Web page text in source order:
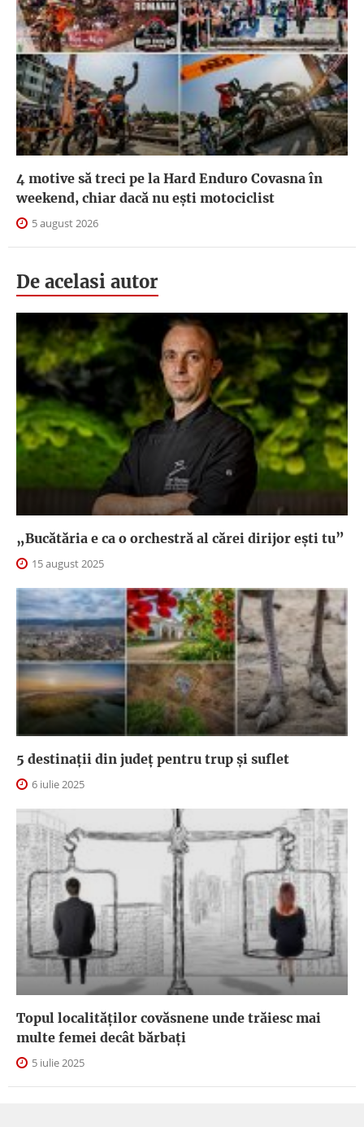
4 motive să treci pe la Hard Enduro Covasna în
weekend, chiar dacă nu ești motociclist
5 august 2026
De acelasi autor
„Bucătăria e ca o orchestră al cărei dirijor ești tu”
15 august 2025
5 destinații din județ pentru trup și suflet
6 iulie 2025
Topul localităților covăsnene unde trăiesc mai
multe femei decât bărbați
5 iulie 2025